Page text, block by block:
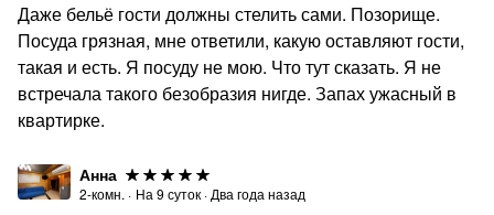
Даже бельё гости должны стелить сами. Позорище.
Посуда грязная, мне ответили, какую оставляют гости,
такая и есть. Я посуду не мою. Что тут сказать. Я не
встречала такого безобразия нигде. Запах ужасный в
квартирке.
Анна
2-комн. · На 9 суток · Два года назад